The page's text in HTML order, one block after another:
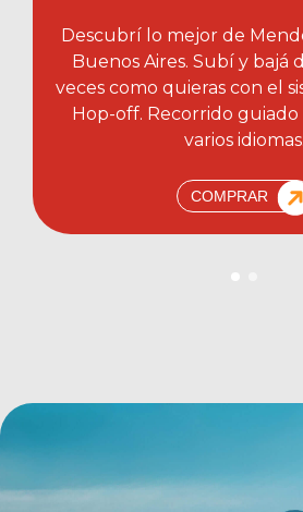
Descubrí lo mejor de
Buenos Aires. Subí y bajá
veces como quieras con el
Hop-off. Recorrido
varios idiomas.
COMPRAR